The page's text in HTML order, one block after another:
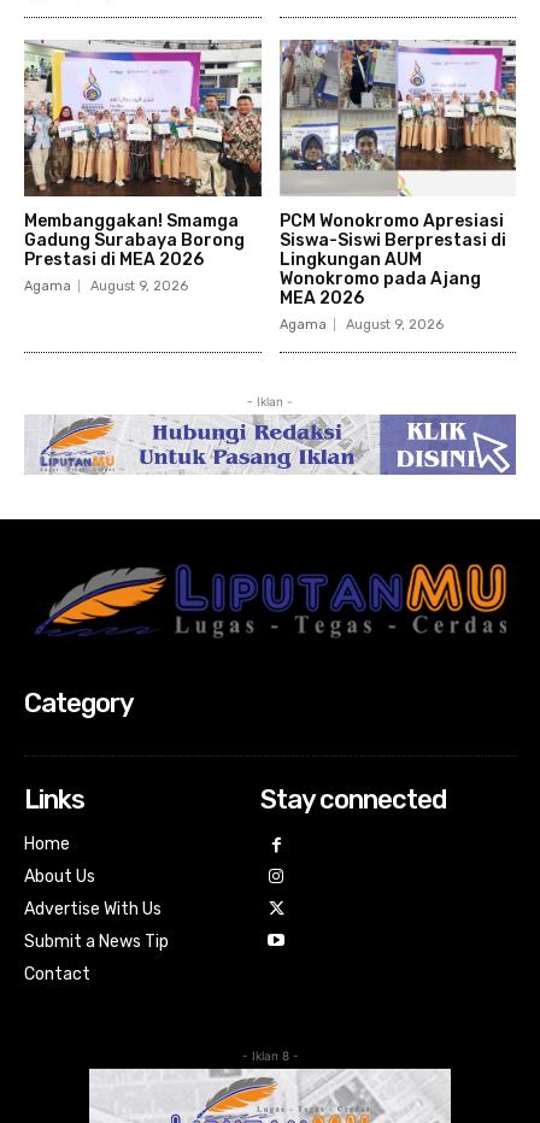
Membanggakan! Smamga
Gadung Surabaya Borong
Prestasi di MEA 2026
Agama August 9, 2026
PCM Wonokromo Apresiasi
Siswa-Siswi Berprestasi di
Lingkungan AUM
Wonokromo pada Ajang
MEA 2026
Agama August 9, 2026
- Iklan -
Category
Links
Home
About Us
Advertise With Us
Submit a News Tip
Contact
Stay connected
- Iklan 8 -